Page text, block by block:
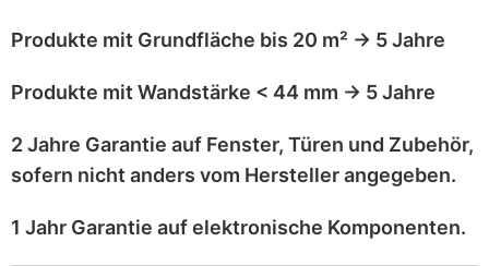
Produkte mit Grundfläche bis 20 m² → 5 Jahre
Produkte mit Wandstärke < 44 mm → 5 Jahre
2 Jahre Garantie auf Fenster, Türen und Zubehör,
sofern nicht anders vom Hersteller angegeben.
1 Jahr Garantie aufelektronische Komponenten.